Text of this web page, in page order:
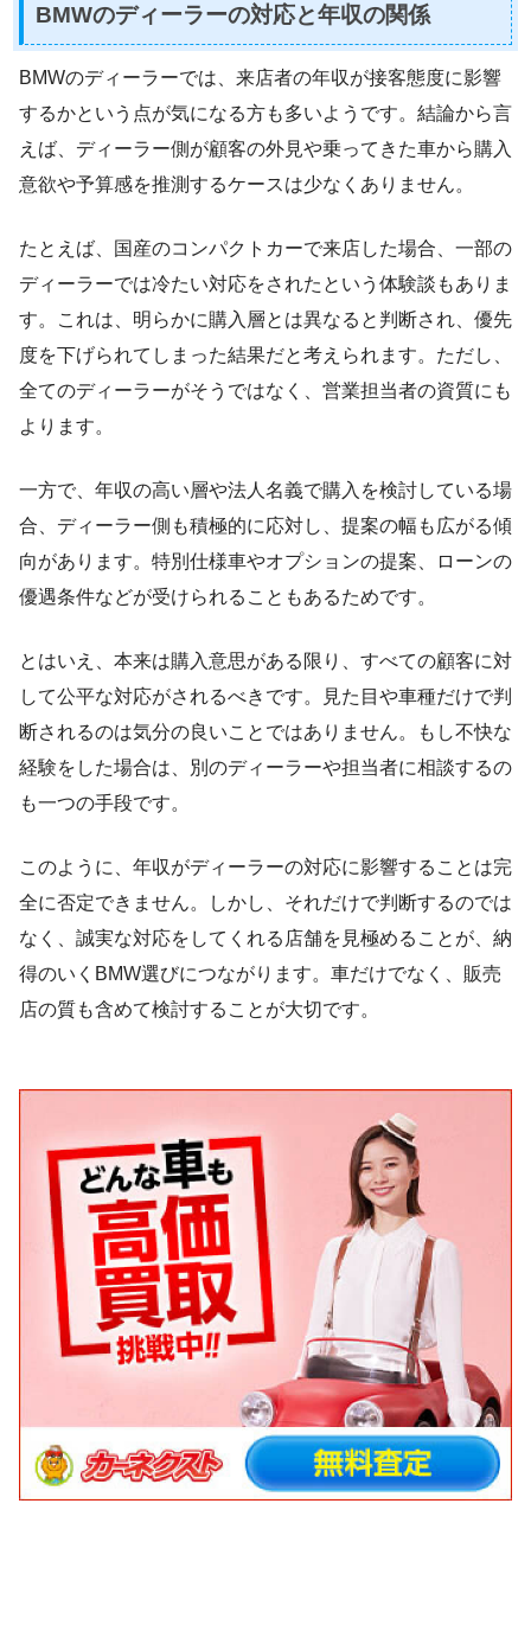
BMWのディーラーの対応と年収の関係
BMWのディーラーでは、来店者の年収が接客態度に影響
するかという点が気になる方も多いようです。結論から言
えば、ディーラー側が顧客の外見や乗ってきた車から購入
意欲や予算感を推測するケースは少なくありません。
たとえば、国産のコンパクトカーで来店した場合、一部の
ディーラーでは冷たい対応をされたという体験談もありま
す。これは、明らかに購入層とは異なると判断され、優先
度を下げられてしまった結果だと考えられます。ただし、
全てのディーラーがそうではなく、営業担当者の資質にも
よります。
一方で、年収の高い層や法人名義で購入を検討している場
合、ディーラー側も積極的に応対し、提案の幅も広がる傾
向があります。特別仕様車やオプションの提案、ローンの
優遇条件などが受けられることもあるためです。
とはいえ、本来は購入意思がある限り、すべての顧客に対
して公平な対応がされるべきです。見た目や車種だけで判
断されるのは気分の良いことではありません。もし不快な
経験をした場合は、別のディーラーや担当者に相談するの
も一つの手段です。
このように、年収がディーラーの対応に影響することは完
全に否定できません。しかし、それだけで判断するのでは
なく、誠実な対応をしてくれる店舗を見極めることが、納
得のいくBMW選びにつながります。車だけでなく、販売
店の質も含めて検討することが大切です。